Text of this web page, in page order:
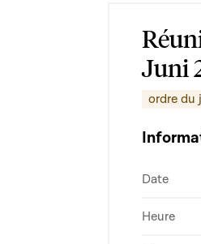
Juni
ordre du
Date
Heure